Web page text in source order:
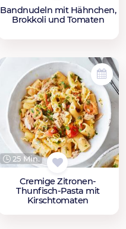
Bandnudeln mit Hähnchen,
Brokkoli und Tomaten
25 Min.
Cremige Zitronen-
Thunfisch-Pasta mit
Kirschtomaten